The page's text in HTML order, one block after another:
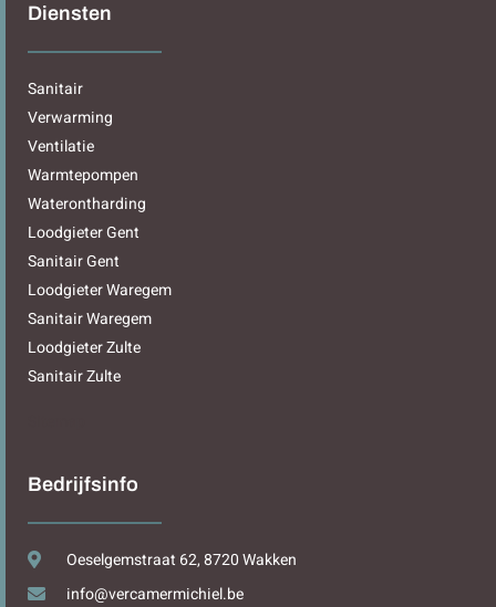
Diensten
Sanitair
Verwarming
Ventilatie
Warmtepompen
Waterontharding
Loodgieter Gent
Sanitair Gent
Loodgieter Waregem
Sanitair Waregem
Loodgieter Zulte
Sanitair Zulte
Bedrijfsinfo
Oeselgemstraat 62, 8720 Wakken
info@vercamermichiel.be